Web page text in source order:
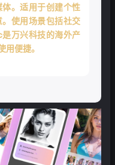
。适用于创建个性
使用场景包括社交
万兴科技的海外产
便捷。